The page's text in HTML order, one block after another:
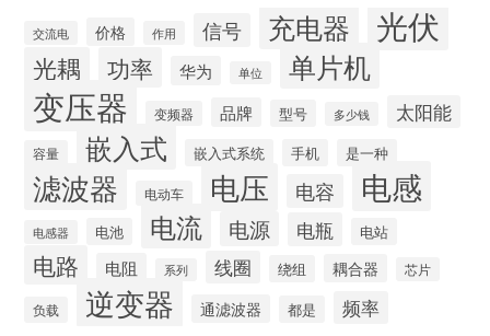
交流电 价格 作用 信号 充电器 光伏
光耦 功率 华为 单位 单片机
变压器 变频器 品牌 型号 多少钱 太阳能
容量 嵌入式 嵌入式系统 手机 是一种
滤波器 电动车 电压 电容 电感
电感器 电池 电流 电源 电瓶 电站
电路 电阻 系列 线圈 绕组 耦合器 芯片
负载 逆变器 通滤波器 都是 频率